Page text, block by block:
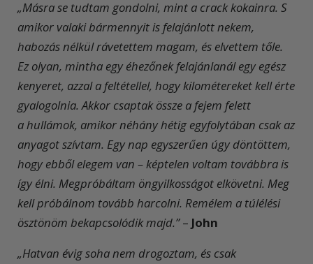
„Másra se tudtam gondolni, mint a crack kokainra. S
amikor valaki bármennyit is felajánlott nekem,
habozás nélkül rávetettem magam, és elvettem tőle.
Ez olyan, mintha egy éhezőnek felajánlanál egy egész
kenyeret, azzal a feltétellel, hogy kilométereket kell érte
gyalogolnia. Akkor csaptak össze a fejem felett
a hullámok, amikor néhány hétig egyfolytában csak az
anyagot szívtam. Egy nap egyszerűen úgy döntöttem,
hogy ebből elegem van – képtelen voltam továbbra is
így élni. Megpróbáltam öngyilkosságot elkövetni. Meg
kell próbálnom tovább harcolni. Remélem a túlélési
ösztönöm bekapcsolódik majd.”– John
„Hatvan évig soha nem drogoztam, és csak